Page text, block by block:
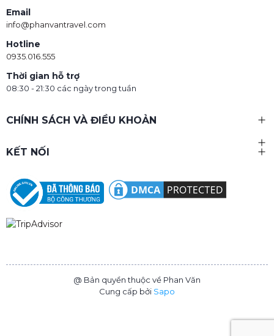
Email
info@phanvantravel.com
Hotline
0935.016.555
Thời gian hỗ trợ
08:30 - 21:30 các ngày trong tuần
CHÍNH SÁCH VÀ ĐIỀU KHOẢN
KẾT NỐI
@ Bản quyền thuộc về Phan Văn
Cung cấp bởi Sapo